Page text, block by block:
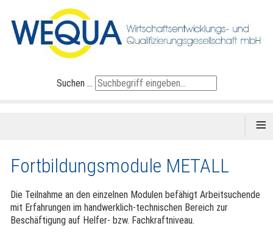
Suchen ...
≡
Fortbildungsmodule METALL
Die Teilnahme an den einzelnen Modulen befähigt Arbeitsuchende
mit Erfahrungen im handwerklich-technischen Bereich zur
Beschäftigung auf Helfer- bzw. Fachkraftniveau.